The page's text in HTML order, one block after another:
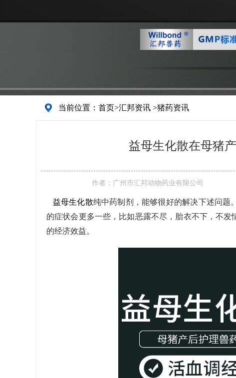
当前位置： 首页>汇邦资讯 >猪药资讯
益母生化散在母猪
作者： 广州市汇邦动物药业有限公司
益母生化散纯中药制剂，能够很好的解决下述问题。
的症状会更多一些，比如恶露不尽，胎衣不下，不
的经济效益。